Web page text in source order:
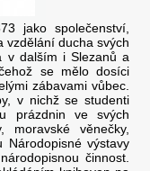
jako společenství,
vzdělání ducha svých
v dalším i Slezanů a
se mělo dosíci
zábavami vůbec.
v nichž se studenti
prázdnin ve svých
moravské věnečky,
Národopisné výstavy
činnost.